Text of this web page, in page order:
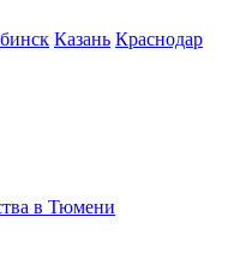
Казань Краснодар
в Тюмени